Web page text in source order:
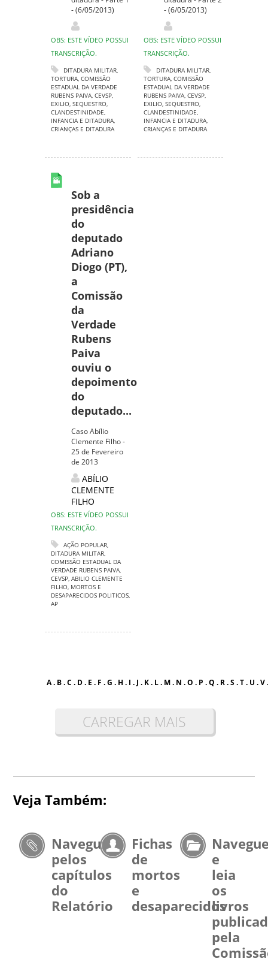
- (6/05/2013)
OBS: ESTE VÍDEO POSSUI
TRANSCRIÇÃO.
DITADURA MILITAR,
TORTURA, COMISSÃO
ESTADUAL DA VERDADE
RUBENS PAIVA, CEVSP,
EXILIO, SEQUESTRO,
CLANDESTINIDADE,
INFANCIA E DITADURA,
CRIANÇAS E DITADURA
- (6/05/2013)
OBS: ESTE VÍDEO POSSUI
TRANSCRIÇÃO.
DITADURA MILITAR,
TORTURA, COMISSÃO
ESTADUAL DA VERDADE
RUBENS PAIVA, CEVSP,
EXILIO, SEQUESTRO,
CLANDESTINIDADE,
INFANCIA E DITADURA,
CRIANÇAS E DITADURA
Sob a
presidência
do
deputado
Adriano
Diogo (PT),
a
Comissão
da
Verdade
Rubens
Paiva
ouviu o
depoimento
do
deputado...
Caso Abílio
Clemente Filho -
25 de Fevereiro
de 2013
ABÍLIO
CLEMENTE
FILHO
OBS: ESTE VÍDEO POSSUI
TRANSCRIÇÃO.
AÇÃO POPULAR,
DITADURA MILITAR,
COMISSÃO ESTADUAL DA
VERDADE RUBENS PAIVA,
CEVSP, ABILIO CLEMENTE
FILHO, MORTOS E
DESAPARECIDOS POLITICOS,
AP
A. B.C . D. E . F .G . H. I . J . K. L. M. N .O . P .Q . R.S.T. U .V.
CARREGAR MAIS
Veja Também:
Navegue
pelos
capítulos
do
Relatório
Fichas
de
mortos
e
desaparecidos
e
leia
os
livros
pela